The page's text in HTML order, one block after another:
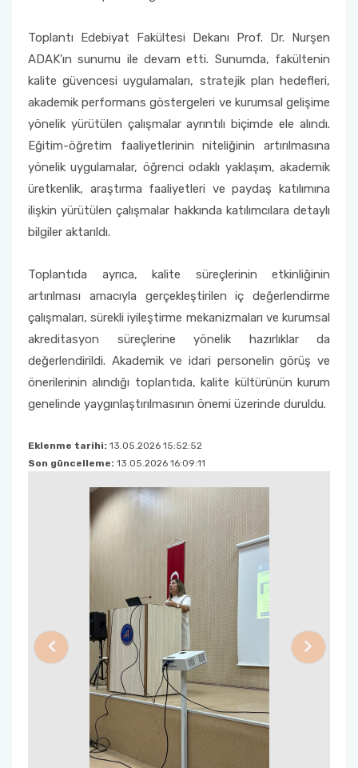
Toplantı Edebiyat Fakültesi Dekanı Prof. Dr. Nurşen
ADAK'ın sunumu ile devam etti. Sunumda, fakültenin
kalite güvencesi uygulamaları, stratejik plan hedefleri,
akademik performans göstergeleri ve kurumsal gelişime
yönelik yürütülen çalışmalar ayrıntılı biçimde ele alındı.
Eğitim-öğretim faaliyetlerinin niteliğinin artırılmasına
yönelik uygulamalar, öğrenci odaklı yaklaşım, akademik
üretkenlik, araştırma faaliyetleri ve paydaş katılımına
ilişkin yürütülen çalışmalar hakkında katılımcılara detaylı
bilgiler aktarıldı.
Toplantıda ayrıca, kalite süreçlerinin etkinliğinin
artırılması amacıyla gerçekleştirilen iç değerlendirme
çalışmaları, sürekli iyileştirme mekanizmaları ve kurumsal
akreditasyon süreçlerine yönelik hazırlıklar da
değerlendirildi. Akademik ve idari personelin görüş ve
önerilerinin alındığı toplantıda, kalite kültürünün kurum
genelinde yaygınlaştırılmasının önemi üzerinde duruldu.
Eklenme tarihi: 13.05.2026 15:52:52
Son güncelleme: 13.05.2026 16:09:11
Previous Next